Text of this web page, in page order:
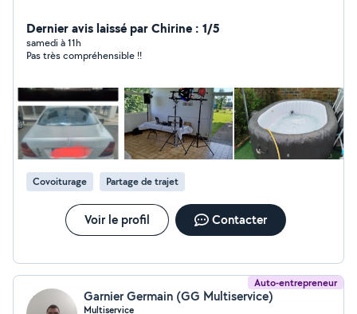
Dernier avis laissé par Chirine : 1/5
samedi à 11h
Pas très compréhensible !!
Covoiturage Partage de trajet
Voir le profil Contacter
Auto-entrepreneur
Garnier Germain (GG Multiservice)
Multiservice